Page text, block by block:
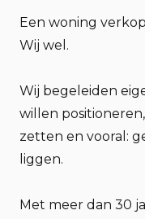
Een woning
Wij wel.
Wij begeleiden
willen
zetten en vooral:
liggen.
Met meer dan 30